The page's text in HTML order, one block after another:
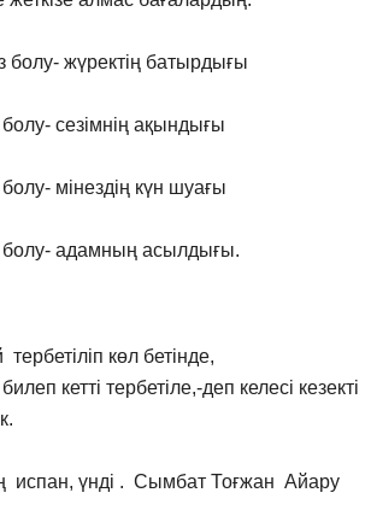
болу- жүректің батырдығы
ақындығы
күн шуағы
адамның асылдығы.
көл бетінде,
тербетіле,-деп келесі кезекті
испан, үнді . Сымбат Тоғжан Айару